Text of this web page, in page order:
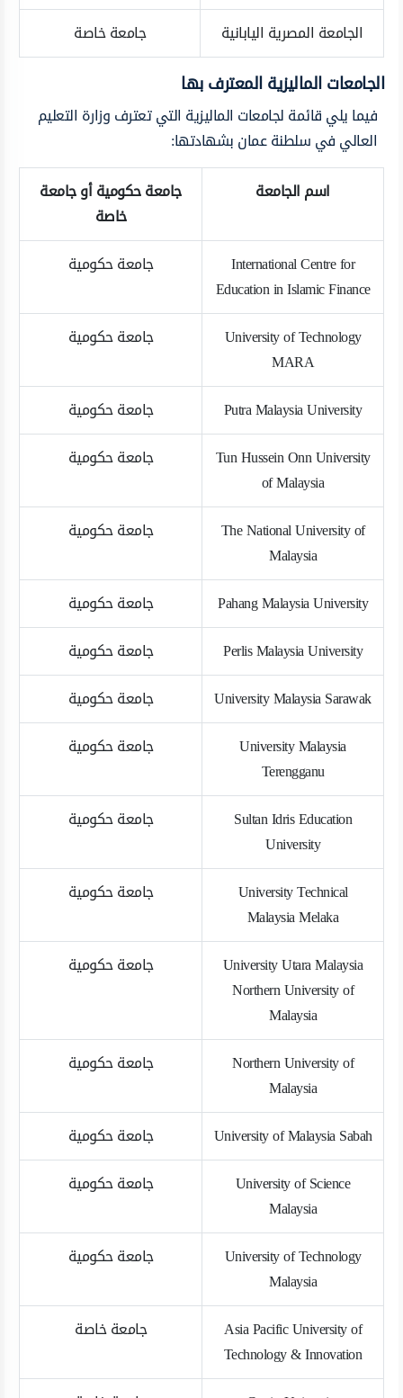
الجامعة المصرية اليابانية جامعة خاصة
الجامعات الماليزية المعترف بها
فيما يلي قائمة لجامعات الماليزية التي تعترف وزارة التعليم
العالي في سلطنة عمان بشهادتها:
اسم الجامعة
جامعة حكومية أو جامعة
خاصة
International Centre for
Education in Islamic Finance
جامعة حكومية
University of Technology
MARA
جامعة حكومية
Putra Malaysia University
جامعة حكومية
Tun Hussein Onn University
of Malaysia
جامعة حكومية
The National University of
Malaysia
جامعة حكومية
Pahang Malaysia University
جامعة حكومية
Perlis Malaysia University
جامعة حكومية
University Malaysia Sarawak
جامعة حكومية
University Malaysia
Terengganu
جامعة حكومية
Sultan Idris Education
University
جامعة حكومية
University Technical
Malaysia Melaka
جامعة حكومية
University Utara Malaysia
Northern University of
Malaysia
جامعة حكومية
Northern University of
Malaysia
جامعة حكومية
University of Malaysia Sabah
جامعة حكومية
University of Science
Malaysia
جامعة حكومية
University of Technology
Malaysia
جامعة حكومية
Asia Pacific University of
Technology & Innovation
جامعة خاصة